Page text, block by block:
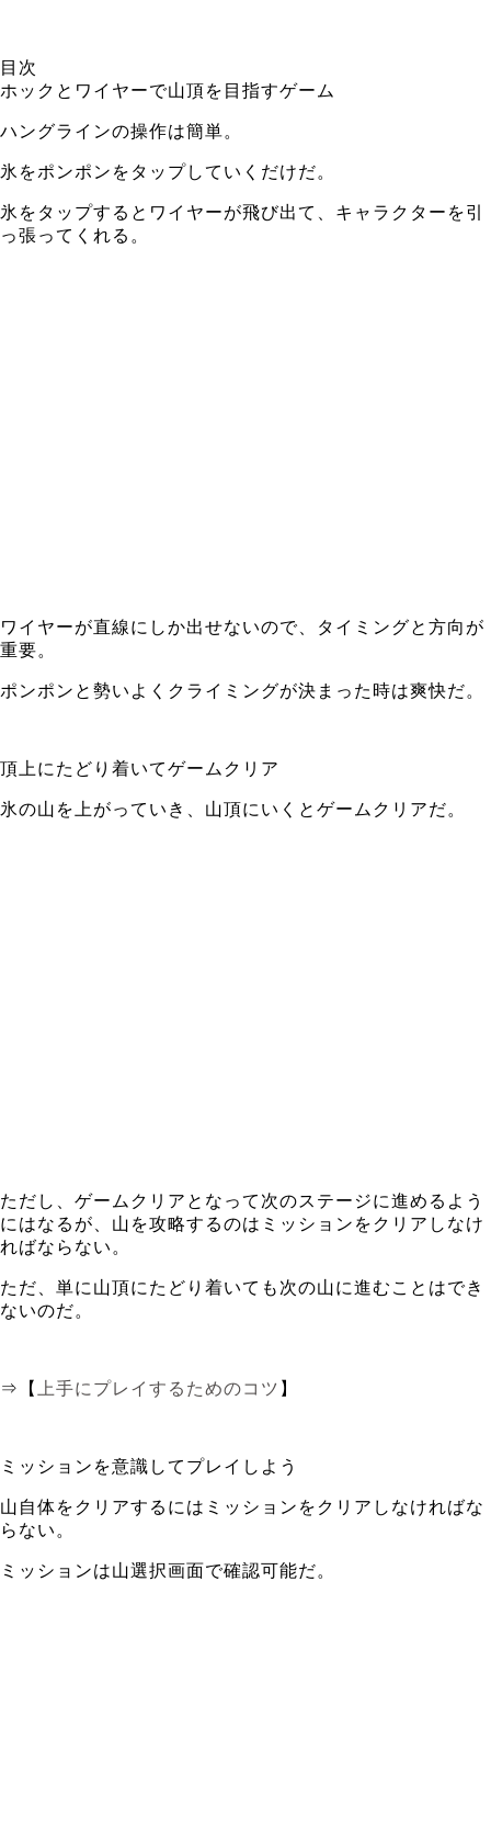
目次
ホックとワイヤーで山頂を目指すゲーム
ハングラインの操作は簡単。
氷をポンポンをタップしていくだけだ。
氷をタップするとワイヤーが飛び出て、キャラクターを引
っ張ってくれる。
ワイヤーが直線にしか出せないので、タイミングと方向が
重要。
ポンポンと勢いよくクライミングが決まった時は爽快だ。
頂上にたどり着いてゲームクリア
氷の山を上がっていき、山頂にいくとゲームクリアだ。
ただし、ゲームクリアとなって次のステージに進めるよう
にはなるが、山を攻略するのはミッションをクリアしなけ
ればならない。
ただ、単に山頂にたどり着いても次の山に進むことはでき
ないのだ。
⇒【 上手にプレイするためのコツ 】
ミッションを意識してプレイしよう
山自体をクリアするにはミッションをクリアしなければな
らない。
ミッションは山選択画面で確認可能だ。